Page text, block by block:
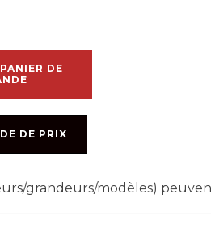
DE
DE PRIX
grandeurs/modèles)